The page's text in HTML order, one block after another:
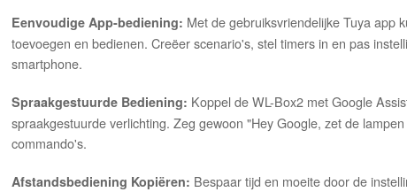
Eenvoudige App-bediening: Met de gebruiksvriendelijke Tuya app
toevoegen en bedienen. Creëer scenario's, stel timers in en pas
smartphone.
Spraakgestuurde Bediening: Koppel de WL-Box2 met Google
spraakgestuurde verlichting. Zeg gewoon "Hey Google, zet de
commando's.
Afstandsbediening Kopiëren: Bespaar tijd en moeite door de